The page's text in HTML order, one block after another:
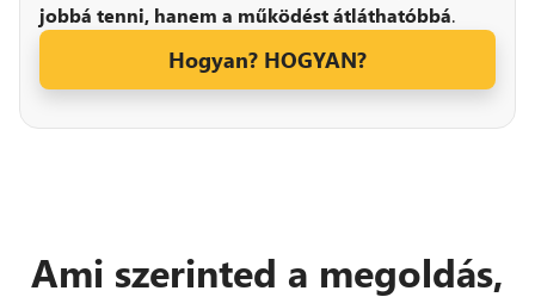
jobbá tenni, hanem a működést átláthatóbbá.
Hogyan? HOGYAN?
Ami szerinted a megoldás,